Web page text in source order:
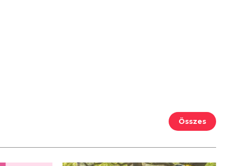
Összes